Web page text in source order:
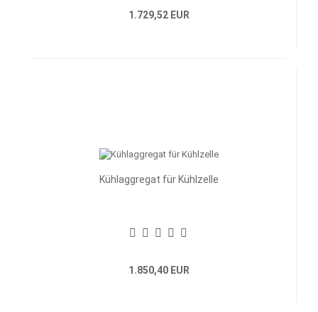
1.729,52 EUR
Kühlaggregat für Kühlzelle
1.850,40 EUR